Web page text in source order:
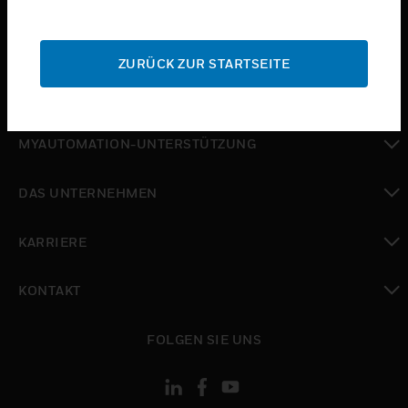
SUPPORT
toggle view
toggle view
MYAUTOMATION-UNTERSTÜTZUNG
DAS UNTERNEHMEN
KARRIERE
KONTAKT
FOLGEN SIE UNS
ZURÜCK ZUR STARTSEITE